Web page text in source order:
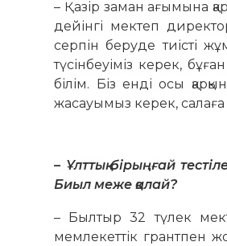
– Қазір заман ағымына
дейінгі мектеп
серпін беруде тиісті
түсінбеуіміз керек,
білім. Біз енді осы
жасауымыз керек, салаға
– Ұлттық бірыңғай
Биыл меже қалай?
– Былтыр 32 түлек
мемлекеттік грантпен